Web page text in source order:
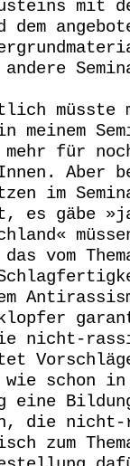
mit
müsste
meinem
für
Aber
im
es gäbe
vom
nicht-
schon in
eine
die
zum